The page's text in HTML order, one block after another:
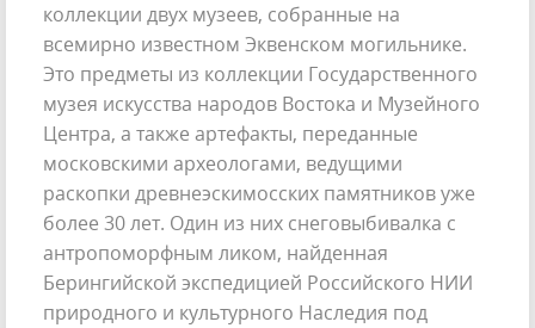
коллекции двух музеев, собранные на
всемирно известном Эквенском могильнике.
Это предметы из коллекции Государственного
музея искусства народов Востока и Музейного
Центра, а также артефакты, переданные
московскими археологами, ведущими
раскопки древнеэскимосских памятников уже
более 30 лет. Один из них снеговыбивалка с
антропоморфным ликом, найденная
Берингийской экспедицией Российского НИИ
природного и культурного Наследия под